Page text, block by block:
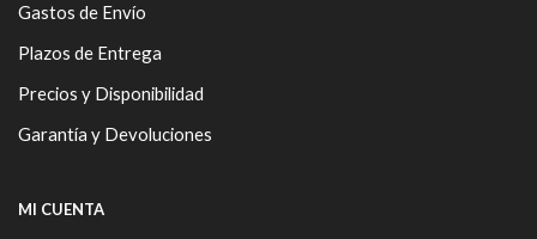
Gastos de Envío
Plazos de Entrega
Precios y Disponibilidad
Garantía y Devoluciones
MI CUENTA